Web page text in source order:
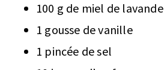
100 g de miel de lavande
1 gousse de vanille
1 pincée de sel